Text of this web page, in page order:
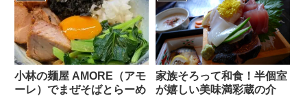
小林の麺屋 AMORE（アモ
ーレ）でまぜそばとらーめ
家族そろって和食！半個室
が嬉しい美味満彩蔵の介